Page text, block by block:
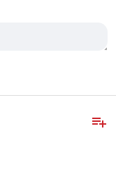
playlist_add